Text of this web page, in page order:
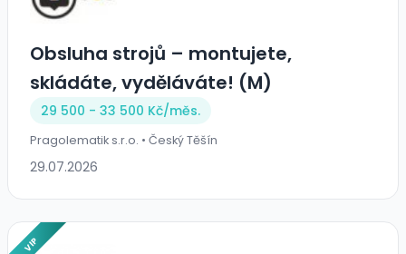
Obsluha strojů – montujete,
skládáte, vyděláváte! (M)
29 500 - 33 500 Kč/měs.
Pragolematik s.r.o. • Český Těšín
29.07.2026
VIP